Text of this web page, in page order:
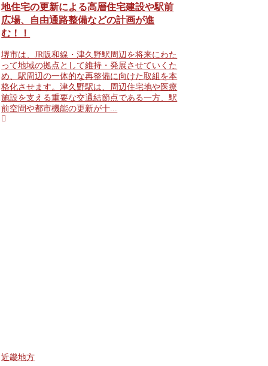
地住宅の更新による高層住宅建設や駅前
広場、自由通路整備などの計画が進
む！！
堺市は、JR阪和線・津久野駅周辺を将来にわた
って地域の拠点として維持・発展させていくた
め、駅周辺の一体的な再整備に向けた取組を本
格化させます。津久野駅は、周辺住宅地や医療
施設を支える重要な交通結節点である一方、駅
前空間や都市機能の更新が十...
近畿地方